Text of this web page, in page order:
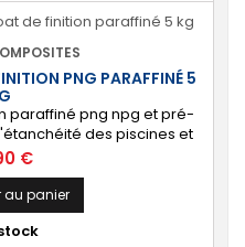
PNG PARAFFINÉ 5
paraffiné png npg et pré-
des piscines et
couche extérieure lisse
: Étanchéifie votre
de verre. Livré avec son
: blanc, noir, incolore, vert,
€
au panier